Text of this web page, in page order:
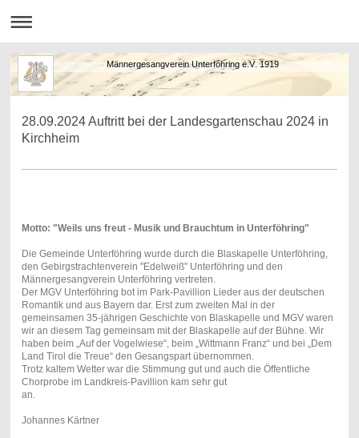
Männergesangverein Unterföhring e.V. 1919
28.09.2024 Auftritt bei der Landesgartenschau 2024 in
Kirchheim
Motto: "Weils uns freut - Musik und Brauchtum in Unterföhring"
Die Gemeinde Unterföhring wurde durch die Blaskapelle Unterföhring,
den Gebirgstrachtenverein "Edelweiß" Unterföhring und den
Männergesangverein Unterföhring vertreten.
Der MGV Unterföhring bot im Park-Pavillion Lieder aus der deutschen
Romantik und aus Bayern dar. Erst zum zweiten Mal in der
gemeinsamen 35-jährigen Geschichte von Blaskapelle und MGV waren
wir an diesem Tag gemeinsam mit der Blaskapelle auf der Bühne. Wir
haben beim „Auf der Vogelwiese“, beim „Wittmann Franz“ und bei „Dem
Land Tirol die Treue“ den Gesangspart übernommen.
Trotz kaltem Wetter war die Stimmung gut und auch die Öffentliche
Chorprobe im Landkreis-Pavillion kam sehr gut
an.
Johannes Kärtner